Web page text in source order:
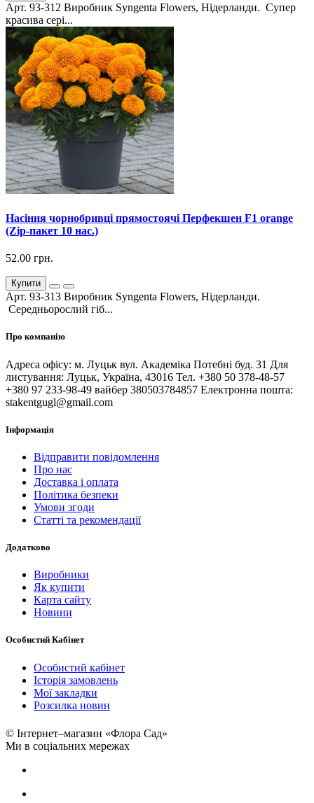
Арт. 93-312 Виробник Syngenta Flowers, Нідерланди. Супер
красива сері...
Насіння чорнобривці прямостоячі Перфекшен F1 orange
(Zip-пакет 10 нас.)
52.00 грн.
Купити
Арт. 93-313 Виробник Syngenta Flowers, Нідерланди.
Середньорослий гіб...
Про компанію
Адреса офісу: м. Луцьк вул. Академіка Потебні буд. 31 Для
листування: Луцьк, Україна, 43016 Тел. +380 50 378-48-57
+380 97 233-98-49 вайбер 380503784857 Електронна пошта:
stakentgugl@gmail.com
Інформація
Відправити повідомлення
Про нас
Доставка і оплата
Політика безпеки
Умови згоди
Статті та рекомендації
Додатково
Виробники
Як купити
Карта сайту
Новини
Особистий Кабінет
Особистий кабінет
Історія замовлень
Мої закладки
Розсилка новин
© Інтернет–магазин «Флора Сад»
Ми в соціальних мережах